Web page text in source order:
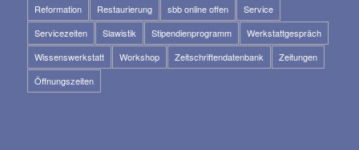
Reformation
Restaurierung sbb online offen
Service
Servicezeiten
Slawistik Stipendienprogramm
Werkstattgespräch
Wissenswerkstatt
Workshop Zeitschriftendatenbank
Zeitungen
Öffnungszeiten